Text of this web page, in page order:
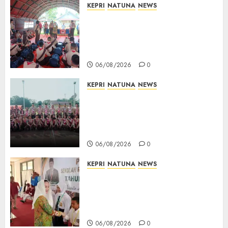
KEPRI NATUNA NEWS
06/08/2026 0
KEPRI NATUNA NEWS
06/08/2026 0
KEPRI NATUNA NEWS
06/08/2026 0